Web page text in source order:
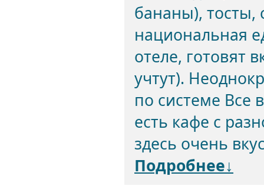
бананы), тосты,
национальная
отеле, готовят
учтут).
по системе Все
есть кафе с
здесь очень
Подробнее↓